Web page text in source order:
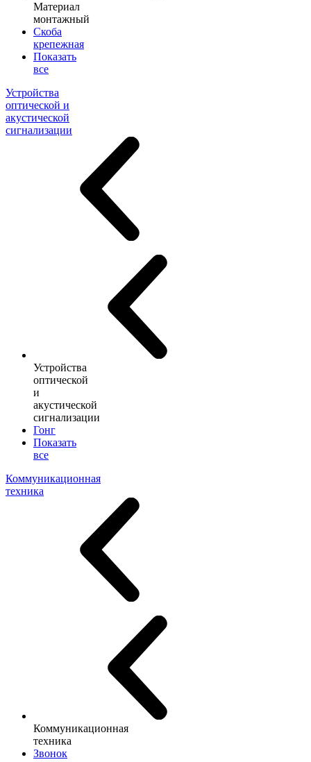
Материал
монтажный
Скоба
крепежная
Показать
все
Устройства
оптической и
акустической
сигнализации
Устройства
оптической
и
акустической
сигнализации
Гонг
Показать
все
Коммуникационная
техника
Коммуникационная
техника
Звонок